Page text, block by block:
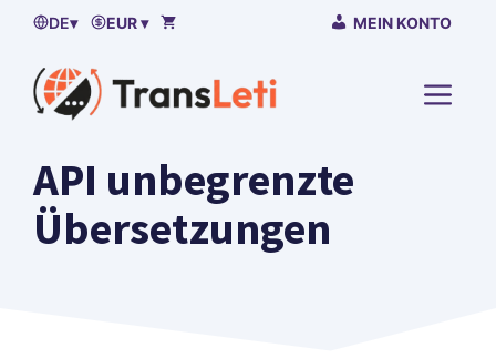
Zum
springen
DE▾ EUR ▾ MEIN KONTO
)
API unbegrenzte
Übersetzungen